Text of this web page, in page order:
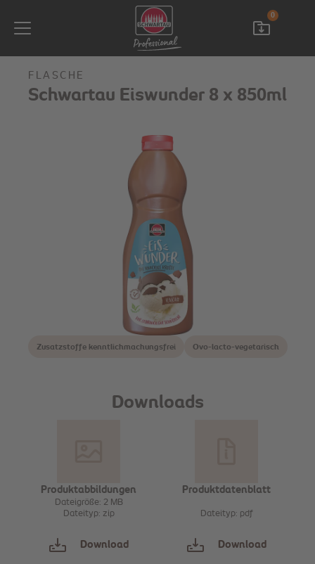
0
FLASCHE
Schwartau Eiswunder 8 x 850ml
Zusatzstoffe kenntlichmachungsfrei Ovo-lacto-vegetarisch
Downloads
Produktabbildungen
Dateigröße: 2 MB
Dateityp: zip
Download
Produktdatenblatt
Dateityp: pdf
Download